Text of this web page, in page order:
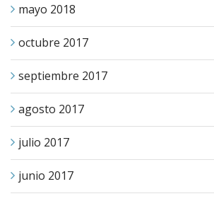
mayo 2018
octubre 2017
septiembre 2017
agosto 2017
julio 2017
junio 2017